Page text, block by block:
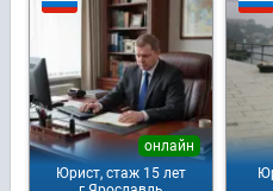
Юрист, стаж 15 лет
онлайн